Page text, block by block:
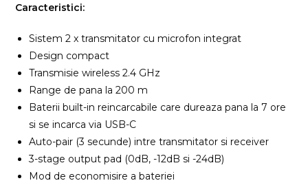
Caracteristici:
Sistem 2 x transmitator cu microfon integrat
Design compact
Transmisie wireless 2.4 GHz
Range de pana la 200 m
Baterii built-in reincarcabile care dureaza pana la 7 ore
si se incarca via USB-C
Auto-pair (3 secunde) intre transmitator si receiver
3-stage output pad (0dB, -12dB si -24dB)
Mod de economisire a bateriei